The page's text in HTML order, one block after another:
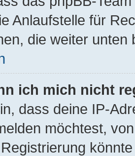
Anlaufstelle für
die weiter unten
ich mich nicht
dass deine IP-
möchtest,